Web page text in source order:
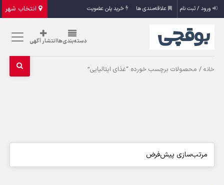
انتخاب شهر ورود / ثبت نام علاقه‌مندی ها خرید پلن عضویت
دسته‌بندی‌هاانتشار آگهی
خانه / محصولات برچسب خورده “غذای ایتالیایی”